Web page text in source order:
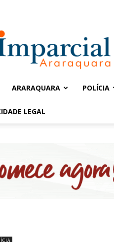
Imparcial
ARARAQUARA POLÍCIA
LEGAL